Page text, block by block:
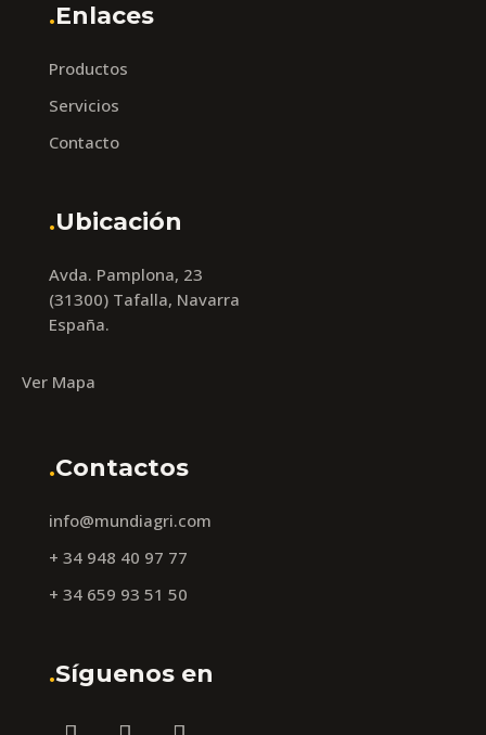
.Enlaces
Productos
Servicios
Contacto
.Ubicación
Avda. Pamplona, 23
(31300) Tafalla, Navarra
España.
Ver Mapa
.Contactos
info@mundiagri.com
+ 34 948 40 97 77
+ 34 659 93 51 50
.Síguenos en